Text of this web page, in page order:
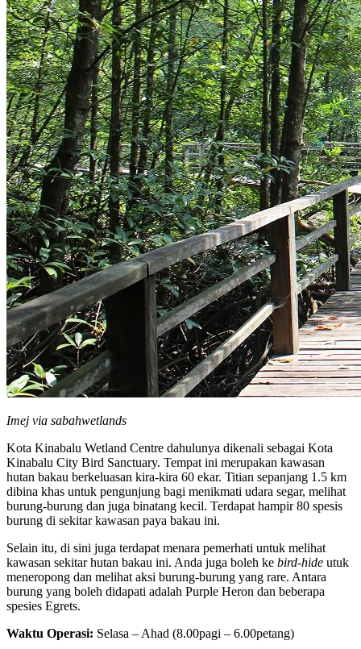
Imej via sabahwetlands
Kota Kinabalu Wetland Centre dahulunya dikenali sebagai Kota
Kinabalu City Bird Sanctuary. Tempat ini merupakan kawasan
hutan bakau berkeluasan kira-kira 60 ekar. Titian sepanjang 1.5 km
dibina khas untuk pengunjung bagi menikmati udara segar, melihat
burung-burung dan juga binatang kecil. Terdapat hampir 80 spesis
burung di sekitar kawasan paya bakau ini.
Selain itu, di sini juga terdapat menara pemerhati untuk melihat
kawasan sekitar hutan bakau ini. Anda juga boleh ke bird-hide utuk
meneropong dan melihat aksi burung-burung yang rare. Antara
burung yang boleh didapati adalah Purple Heron dan beberapa
spesies Egrets.
Waktu Operasi: Selasa – Ahad (8.00pagi – 6.00petang)